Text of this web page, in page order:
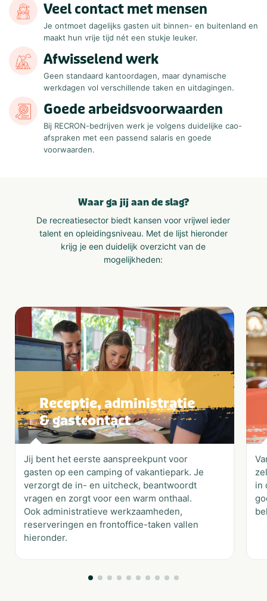
Veel contact met mensen
Je ontmoet dagelijks gasten uit binnen- en buitenland en
maakt hun vrije tijd nét een stukje leuker.
Afwisselend werk
Geen standaard kantoordagen, maar dynamische
werkdagen vol verschillende taken en uitdagingen.
Goede arbeidsvoorwaarden
Bij RECRON-bedrijven werk je volgens duidelijke cao-
afspraken met een passend salaris en goede
voorwaarden.
Waar ga jij aan de slag?
De recreatiesector biedt kansen voor vrijwel ieder
talent en opleidingsniveau. Met de lijst hieronder
krijg je een duidelijk overzicht van de
mogelijkheden:
Receptie, administratie
& gastcontact
Jij bent het eerste aanspreekpunt voor
gasten op een camping of vakantiepark. Je
verzorgt de in- en uitcheck, beantwoordt
vragen en zorgt voor een warm onthaal.
Ook administratieve werkzaamheden,
reserveringen en frontoffice-taken vallen
hieronder.
in